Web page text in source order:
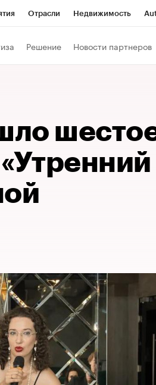
Отрасли Недвижимость
Решение Новости партнеров